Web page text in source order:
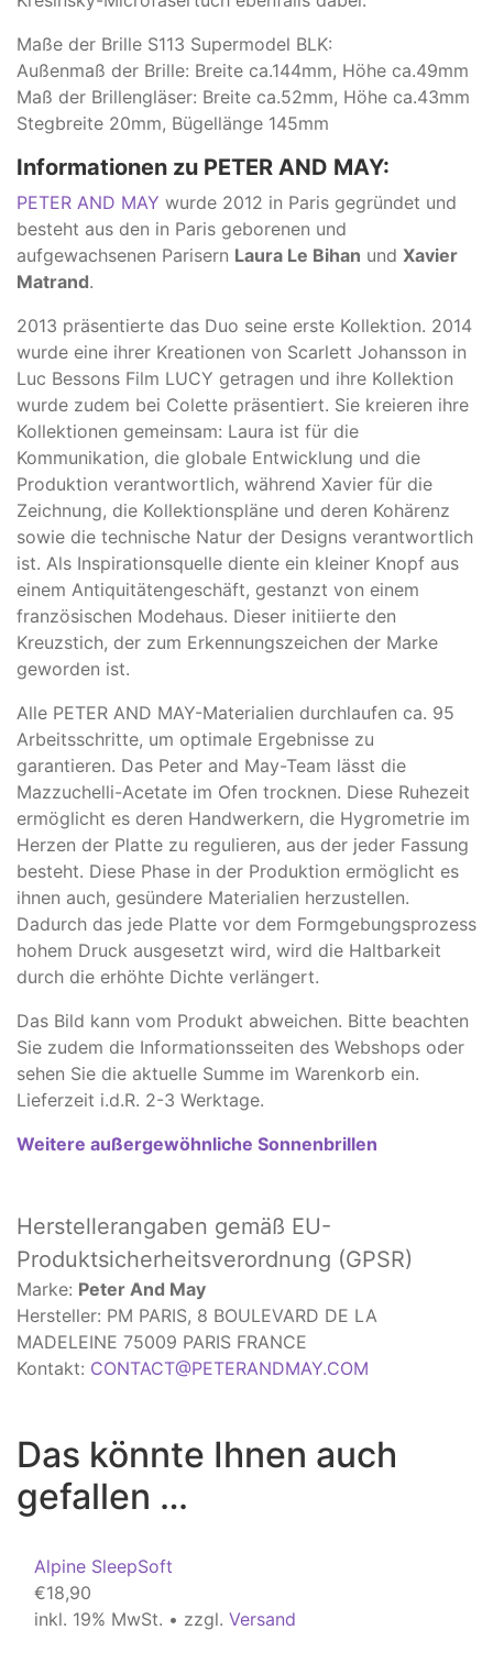
Maße der Brille S113 Supermodel BLK:
Außenmaß der Brille: Breite ca.144mm, Höhe ca.49mm
Maß der Brillengläser: Breite ca.52mm, Höhe ca.43mm
Stegbreite 20mm, Bügellänge 145mm
Informationen zu PETER AND MAY:
PETER AND MAY wurde 2012 in Paris gegründet und
besteht aus den in Paris geborenen und
aufgewachsenen Parisern Laura Le Bihan und Xavier
Matrand.
2013 präsentierte das Duo seine erste Kollektion. 2014
wurde eine ihrer Kreationen von Scarlett Johansson in
Luc Bessons Film LUCY getragen und ihre Kollektion
wurde zudem bei Colette präsentiert. Sie kreieren ihre
Kollektionen gemeinsam: Laura ist für die
Kommunikation, die globale Entwicklung und die
Produktion verantwortlich, während Xavier für die
Zeichnung, die Kollektionspläne und deren Kohärenz
sowie die technische Natur der Designs verantwortlich
ist. Als Inspirationsquelle diente ein kleiner Knopf aus
einem Antiquitätengeschäft, gestanzt von einem
französischen Modehaus. Dieser initiierte den
Kreuzstich, der zum Erkennungszeichen der Marke
geworden ist.
Alle PETER AND MAY-Materialien durchlaufen ca. 95
Arbeitsschritte, um optimale Ergebnisse zu
garantieren. Das Peter and May-Team lässt die
Mazzuchelli-Acetate im Ofen trocknen. Diese Ruhezeit
ermöglicht es deren Handwerkern, die Hygrometrie im
Herzen der Platte zu regulieren, aus der jeder Fassung
besteht. Diese Phase in der Produktion ermöglicht es
ihnen auch, gesündere Materialien herzustellen.
Dadurch das jede Platte vor dem Formgebungsprozess
hohem Druck ausgesetzt wird, wird die Haltbarkeit
durch die erhöhte Dichte verlängert.
Das Bild kann vom Produkt abweichen. Bitte beachten
Sie zudem die Informationsseiten des Webshops oder
sehen Sie die aktuelle Summe im Warenkorb ein.
Lieferzeit i.d.R. 2-3 Werktage.
Weitere außergewöhnliche Sonnenbrillen
Herstellerangaben gemäß EU-
Produktsicherheitsverordnung (GPSR)
Marke: Peter And May
Hersteller: PM PARIS, 8 BOULEVARD DE LA
MADELEINE 75009 PARIS FRANCE
Kontakt: CONTACT@PETERANDMAY.COM
Das könnte Ihnen auch
gefallen …
Alpine SleepSoft
€18,90
inkl. 19% MwSt. • zzgl. Versand